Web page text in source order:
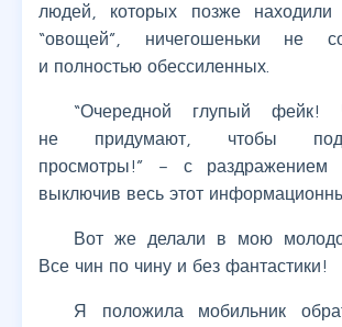
людей, которых позже находили
“овощей”, ничегошеньки не
и полностью обессиленных.
“Очередной глупый фейк!
не придумают, чтобы
просмотры!” – с раздражением
выключив весь этот
Вот же делали в мою
Все чин по чину и без фантастики!
Я положила мобильник